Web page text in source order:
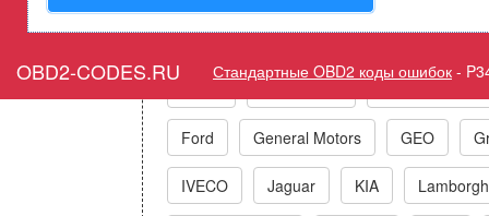
OBD2-CODES.RU Стандартные OBD2 коды ошибок -
Коды ошибок
Ford General Motors GEO
IVECO Jaguar KIA